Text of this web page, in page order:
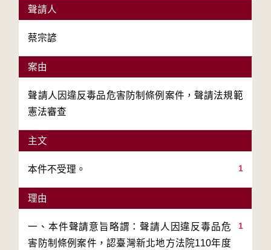
聲請人
蔡宗諺
案由
聲請人因違反毒品危害防制條例案件，聲請法規範
憲法審查
主文
1
本件不受理。
理由
1
一、本件聲請意旨略謂：聲請人因違反毒品危
害防制條例案件，認臺灣新北地方法院110年度